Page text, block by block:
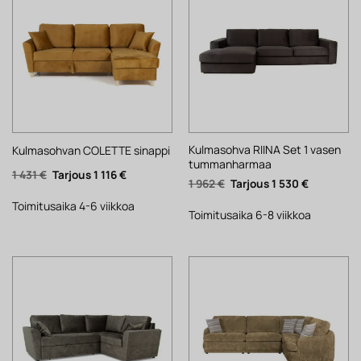
Kulmasohvan COLETTE sinappi
1 431€ Alkuperäinen
hinta
1
431 €.
1 116€Nykyinen
1
116 €.
Toimitusaika 4-6 viikkoa
Kulmasohva RIINA Set 1 vasen
tummanharmaa
1 962€ Alkuperäinen
hinta
1
962 €.
1 530 €Nykyinen
1
530 €.
Toimitusaika 6-8 viikkoa